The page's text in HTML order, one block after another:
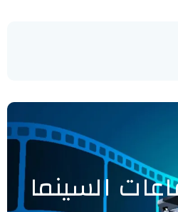
السينما